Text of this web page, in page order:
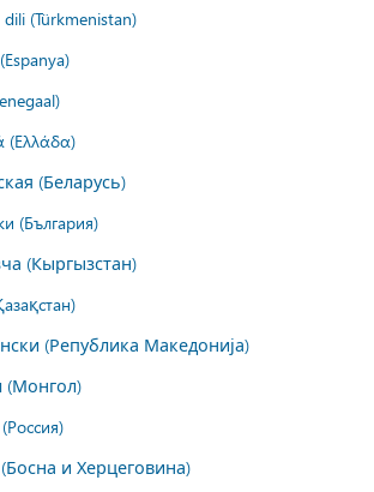
(Türkmenistan)
(Ελλάδα)
(Беларусь)
(България)
(Кыргызстан)
(Република Македонија)
(Монгол)
и Херцеговина)